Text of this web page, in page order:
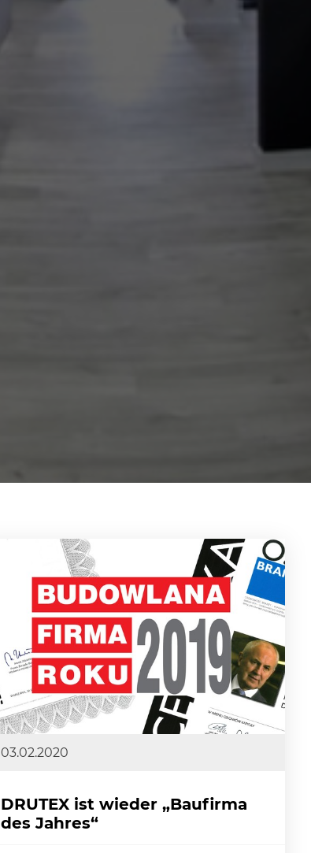
03.02.2020
DRUTEX ist wieder „Baufirma
des Jahres“